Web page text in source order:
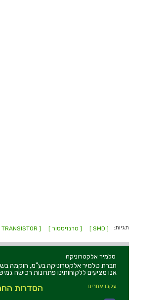
תגיות: [ SMD ] [ טרנזיסטור ] [ TRANSISTOR ]
טלמיר אלקטרוניקה
אנו מציעים ללקוחותינו פתרונות רכישה
עקבו אחרינו הסדרות